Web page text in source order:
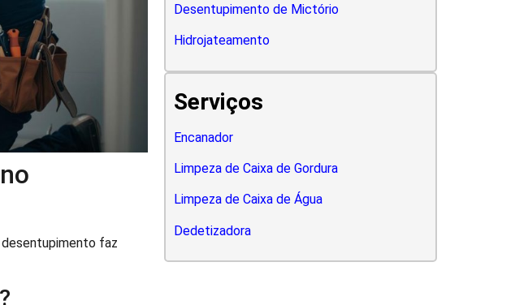
faz
Desentupimento de Mictório
Hidrojateamento
Serviços
Encanador
Limpeza de Caixa de Gordura
Limpeza de Caixa de Água
Dedetizadora